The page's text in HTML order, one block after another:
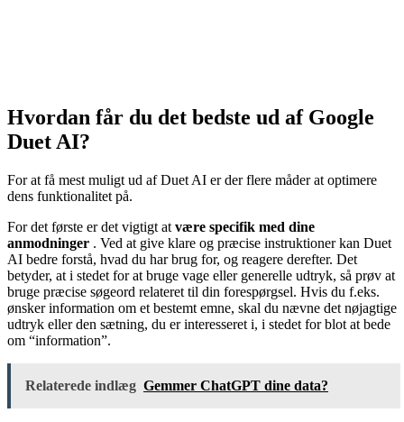
Hvordan får du det bedste ud af Google
Duet AI?
For at få mest muligt ud af Duet AI er der flere måder at optimere
dens funktionalitet på.
For det første er det vigtigt at være specifik med dine
anmodninger . Ved at give klare og præcise instruktioner kan Duet
AI bedre forstå, hvad du har brug for, og reagere derefter. Det
betyder, at i stedet for at bruge vage eller generelle udtryk, så prøv at
bruge præcise søgeord relateret til din forespørgsel. Hvis du f.eks.
ønsker information om et bestemt emne, skal du nævne det nøjagtige
udtryk eller den sætning, du er interesseret i, i stedet for blot at bede
om “information”.
Relaterede indlæg Gemmer ChatGPT dine data?